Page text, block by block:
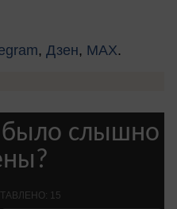
, Дзен, MAX.